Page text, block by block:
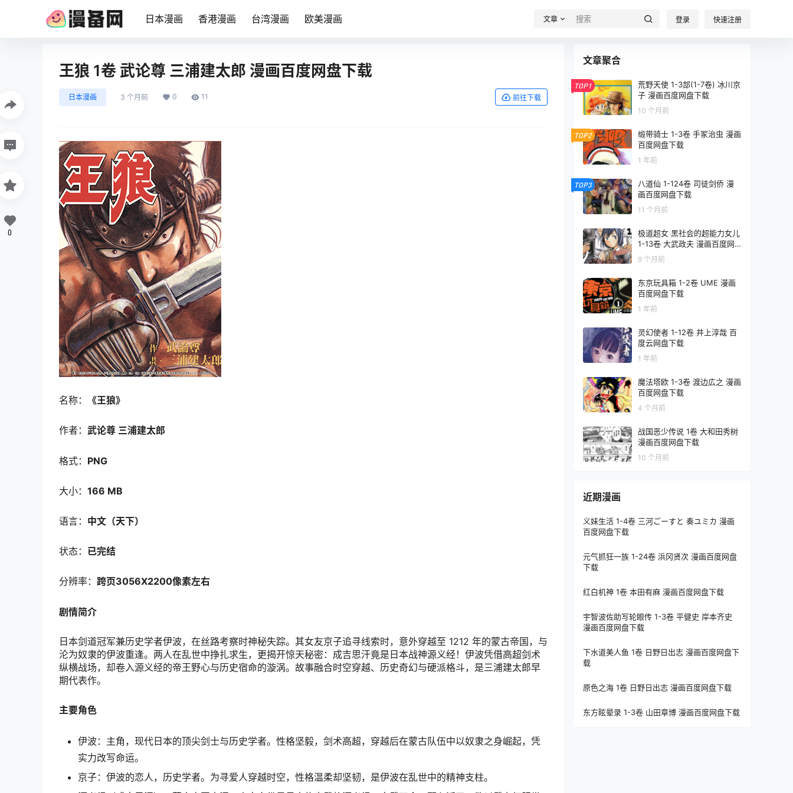
日本漫画 香港漫画 台湾漫画 欧美漫画 文章 登录 快速注册
王狼 1卷 武论尊 三浦建太郎 漫画百度网盘下载
日本漫画 3 个月前 0 11 前往下载
名称： 《王狼》
作者： 武论尊 三浦建太郎
格式： PNG
大小： 166 MB
语言： 中文（天下）
状态： 已完结
分辨率： 跨页3056X2200像素左右
剧情简介
日本剑道冠军兼历史学者伊波，在丝路考察时神秘失踪。其女友京子追寻线索时，意外穿越至 1212 年的蒙古帝国，与
沦为奴隶的伊波重逢。两人在乱世中挣扎求生，更揭开惊天秘密：成吉思汗竟是日本战神源义经！伊波凭借高超剑术
纵横战场，却卷入源义经的帝王野心与历史宿命的漩涡。故事融合时空穿越、历史奇幻与硬派格斗，是三浦建太郎早
期代表作。
主要角色
伊波：主角，现代日本的顶尖剑士与历史学者。性格坚毅，剑术高超，穿越后在蒙古队伍中以奴隶之身崛起，凭
实力改写命运。
京子：伊波的恋人，历史学者。为寻爱人穿越时空，性格温柔却坚韧，是伊波在乱世中的精神支柱。
0
文章聚合
TOP1
荒野天使 1-3部(1-7卷) 冰川京
子 漫画百度网盘下载
10 个月前
TOP2
缎带骑士 1-3卷 手冢治虫 漫画
百度网盘下载
1 年前
TOP3
八道仙 1-124卷 司徒剑侨 漫
画百度网盘下载
11 个月前
极道超女 黑社会的超能力女儿
1-13卷 大武政夫 漫画百度网
盘下载
9 个月前
东京玩具箱 1-2卷 UME 漫画
百度网盘下载
1 年前
灵幻使者 1-12卷 井上淳哉 百
度云网盘下载
1 年前
魔法塔欧 1-3卷 渡边広之 漫画
百度网盘下载
4 个月前
战国恶少传说 1卷 大和田秀树
漫画百度网盘下载
10 个月前
近期漫画
义妹生活 1-4卷 三河ごーすと 奏ユミカ 漫画
百度网盘下载
元气抓狂一族 1-24卷 浜冈贤次 漫画百度网盘
下载
红白机神 1卷 本田有麻 漫画百度网盘下载
宇智波佐助写轮眼传 1-3卷 平健史 岸本齐史
漫画百度网盘下载
下水道美人鱼 1卷 日野日出志 漫画百度网盘下
载
原色之海 1卷 日野日出志 漫画百度网盘下载
东方眩晕录 1-3卷 山田章博 漫画百度网盘下载